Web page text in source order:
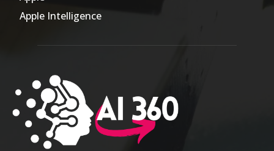
Apple Intelligence